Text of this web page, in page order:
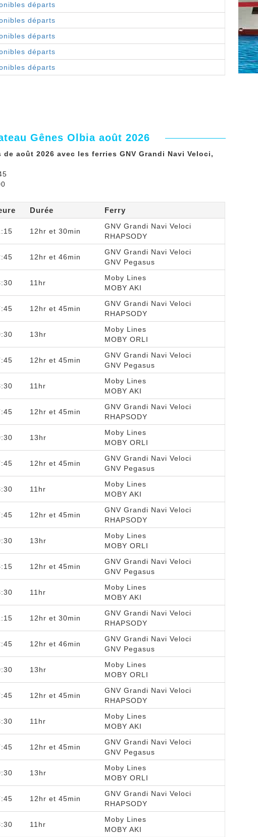
départs
départs
départs
départs
départs
Gênes Olbia août 2026
août 2026 avec les ferries GNV Grandi Navi Veloci,
Durée Ferry
12hr et 30min
GNV Grandi Navi Veloci
RHAPSODY
12hr et 46min
GNV Grandi Navi Veloci
GNV Pegasus
11hr
Moby Lines
MOBY AKI
12hr et 45min
GNV Grandi Navi Veloci
RHAPSODY
13hr
Moby Lines
MOBY ORLI
12hr et 45min
GNV Grandi Navi Veloci
GNV Pegasus
11hr
Moby Lines
MOBY AKI
12hr et 45min
GNV Grandi Navi Veloci
RHAPSODY
13hr
Moby Lines
MOBY ORLI
12hr et 45min
GNV Grandi Navi Veloci
GNV Pegasus
11hr
Moby Lines
MOBY AKI
12hr et 45min
GNV Grandi Navi Veloci
RHAPSODY
13hr
Moby Lines
MOBY ORLI
12hr et 45min
GNV Grandi Navi Veloci
GNV Pegasus
11hr
Moby Lines
MOBY AKI
12hr et 30min
GNV Grandi Navi Veloci
RHAPSODY
12hr et 46min
GNV Grandi Navi Veloci
GNV Pegasus
13hr
Moby Lines
MOBY ORLI
12hr et 45min
GNV Grandi Navi Veloci
RHAPSODY
11hr
Moby Lines
MOBY AKI
12hr et 45min
GNV Grandi Navi Veloci
GNV Pegasus
13hr
Moby Lines
MOBY ORLI
12hr et 45min
GNV Grandi Navi Veloci
RHAPSODY
11hr
Moby Lines
MOBY AKI